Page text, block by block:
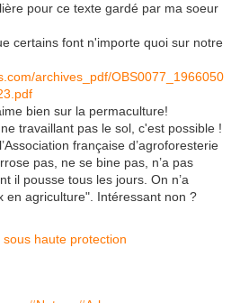
pour ce texte gardé par ma soeur
certains font n'importe quoi sur notre
archives_pdf/OBS0077_1966050
bien sur la permaculture!
travaillant pas le sol, c'est possible !
française d’agroforesterie
pas, ne se bine pas, n’a pas
il pousse tous les jours. On n’a
en agriculture". Intéressant non ?